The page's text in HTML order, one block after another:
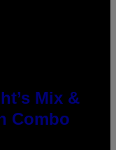
Mix &
Combo